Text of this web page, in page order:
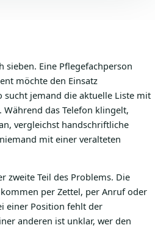
sieben. Eine Pflegefachperson
möchte den Einsatz
sucht jemand die aktuelle Liste mit
das Telefon klingelt,
vergleichst handschriftliche
mit einer veralteten
zweite Teil des Problems. Die
per Zettel, per Anruf oder
einer Position fehlt der
anderen ist unklar, wer den